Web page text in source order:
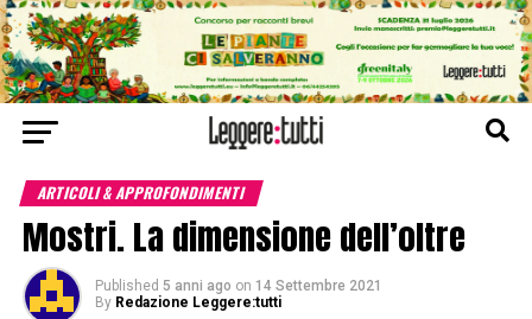
ARTICOLI & APPROFONDIMENTI
Mostri. La dimensione dell’oltre
Published 5 anni ago on 14 Settembre 2021
By Redazione Leggere:tutti